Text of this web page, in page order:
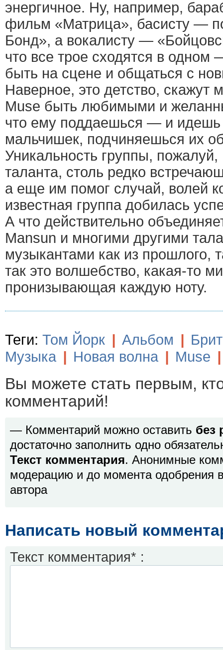
энергичное. Ну, например,
фильм «Матрица», басисту —
Бонд», а вокалисту —
что все трое сходятся в одном
быть на сцене и общаться с
Наверное, это детство, скажут
Muse быть любимыми и
что ему поддаешься — и идешь
мальчишек, подчиняешься их
Уникальность группы,
таланта, столь редко
а еще им помог случай, волей
известная группа добилась
А что действительно
Mansun и многими другими
музыкантами как из прошлого,
так это волшебство, какая-то
пронизывающая каждую ноту.
Теги: Том Йорк | Альбом |
Музыка | Новая волна | Muse |
Вы можете стать первым,
комментарий!
— Комментарий можно оставить без
достаточно заполнить одно
Текст комментария. Анонимные
модерацию и до момента одобрения
автора
Написать новый
Текст комментария* :